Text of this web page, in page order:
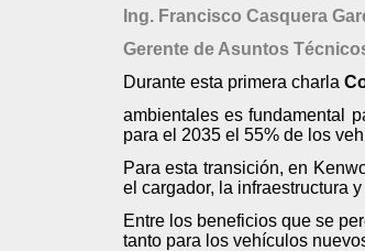
Ing. Francisco Casquera
Gerente de Asuntos
Durante esta primera charla
ambientales es fundamental
para el 2035 el 55% de los
Para esta transición, en
el cargador, la infraestructura
Entre los beneficios que se
tanto para los vehículos